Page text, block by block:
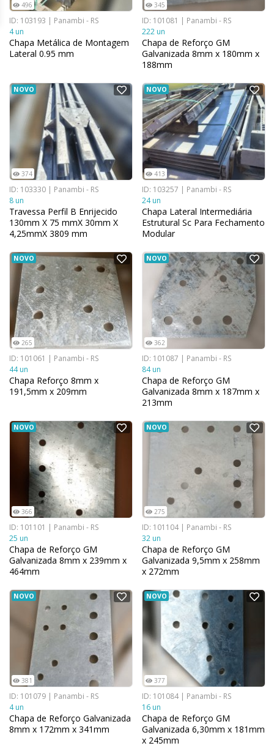
496
ID: 103193 | Panambi - RS
4 un
Chapa Metálica de Montagem
Lateral 0.95 mm
345
ID: 101081 | Panambi - RS
222 un
Chapa de Reforço GM
Galvanizada 8mm x 180mm x
188mm
NOVO
374
ID: 103330 | Panambi - RS
8 un
Travessa Perfil B Enrijecido
130mm X 75 mmX 30mm X
4,25mmX 3809 mm
NOVO
413
ID: 103257 | Panambi - RS
24 un
Chapa Lateral Intermediária
Estrutural Sc Para Fechamento
Modular
NOVO
265
ID: 101061 | Panambi - RS
44 un
Chapa Reforço 8mm x
191,5mm x 209mm
NOVO
362
ID: 101087 | Panambi - RS
84 un
Chapa de Reforço GM
Galvanizada 8mm x 187mm x
213mm
NOVO
366
ID: 101101 | Panambi - RS
25 un
Chapa de Reforço GM
Galvanizada 8mm x 239mm x
464mm
NOVO
275
ID: 101104 | Panambi - RS
32 un
Chapa de Reforço GM
Galvanizada 9,5mm x 258mm
x 272mm
NOVO
381
ID: 101079 | Panambi - RS
4 un
Chapa de Reforço Galvanizada
8mm x 172mm x 341mm
NOVO
377
ID: 101084 | Panambi - RS
16 un
Chapa de Reforço GM
Galvanizada 6,30mm x 181mm
x 245mm